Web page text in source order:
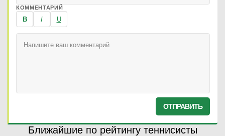
КОММЕНТАРИЙ
B I U
ОТПРАВИТЬ
Ближайшие по рейтингу теннисисты